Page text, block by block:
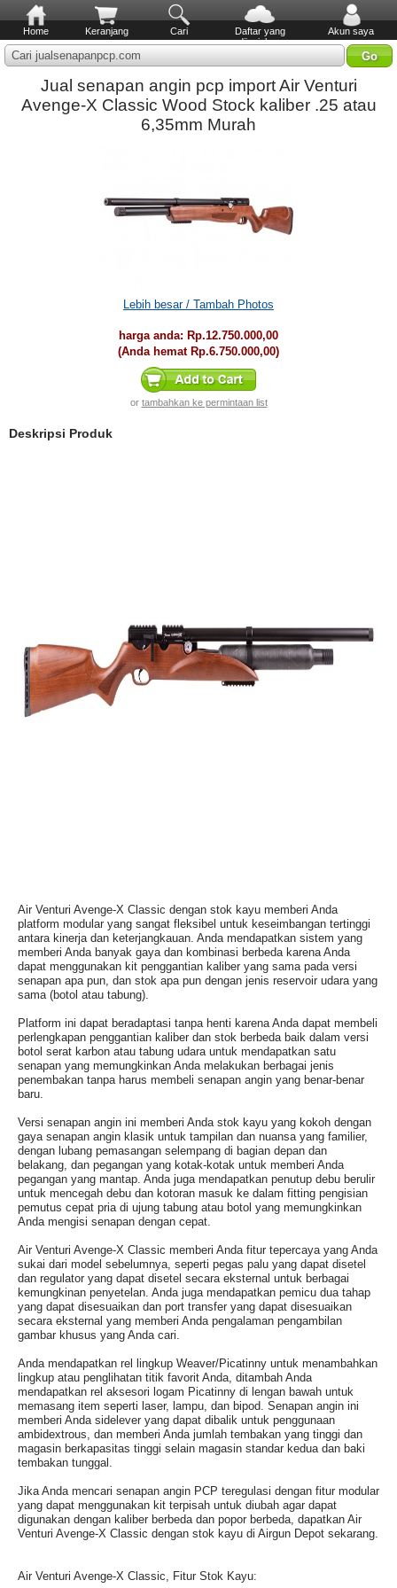
Home Keranjang Cari
Daftar yang
diinginkan
Akun saya
Cari jualsenapanpcp.com
Jual senapan angin pcp import Air Venturi
Avenge-X Classic Wood Stock kaliber .25 atau
6,35mm Murah
Lebih besar / Tambah Photos
harga anda: Rp.12.750.000,00
(Anda hemat Rp.6.750.000,00)
or tambahkan ke permintaan list
Deskripsi Produk
Air Venturi Avenge-X Classic dengan stok kayu memberi Anda
platform modular yang sangat fleksibel untuk keseimbangan tertinggi
antara kinerja dan keterjangkauan. Anda mendapatkan sistem yang
memberi Anda banyak gaya dan kombinasi berbeda karena Anda
dapat menggunakan kit penggantian kaliber yang sama pada versi
senapan apa pun, dan stok apa pun dengan jenis reservoir udara yang
sama (botol atau tabung).
Platform ini dapat beradaptasi tanpa henti karena Anda dapat membeli
perlengkapan penggantian kaliber dan stok berbeda baik dalam versi
botol serat karbon atau tabung udara untuk mendapatkan satu
senapan yang memungkinkan Anda melakukan berbagai jenis
penembakan tanpa harus membeli senapan angin yang benar-benar
baru.
Versi senapan angin ini memberi Anda stok kayu yang kokoh dengan
gaya senapan angin klasik untuk tampilan dan nuansa yang familier,
dengan lubang pemasangan selempang di bagian depan dan
belakang, dan pegangan yang kotak-kotak untuk memberi Anda
pegangan yang mantap. Anda juga mendapatkan penutup debu berulir
untuk mencegah debu dan kotoran masuk ke dalam fitting pengisian
pemutus cepat pria di ujung tabung atau botol yang memungkinkan
Anda mengisi senapan dengan cepat.
Air Venturi Avenge-X Classic memberi Anda fitur tepercaya yang Anda
sukai dari model sebelumnya, seperti pegas palu yang dapat disetel
dan regulator yang dapat disetel secara eksternal untuk berbagai
kemungkinan penyetelan. Anda juga mendapatkan pemicu dua tahap
yang dapat disesuaikan dan port transfer yang dapat disesuaikan
secara eksternal yang memberi Anda pengalaman pengambilan
gambar khusus yang Anda cari.
Anda mendapatkan rel lingkup Weaver/Picatinny untuk menambahkan
lingkup atau penglihatan titik favorit Anda, ditambah Anda
mendapatkan rel aksesori logam Picatinny di lengan bawah untuk
memasang item seperti laser, lampu, dan bipod. Senapan angin ini
memberi Anda sidelever yang dapat dibalik untuk penggunaan
ambidextrous, dan memberi Anda jumlah tembakan yang tinggi dan
magasin berkapasitas tinggi selain magasin standar kedua dan baki
tembakan tunggal.
Jika Anda mencari senapan angin PCP teregulasi dengan fitur modular
yang dapat menggunakan kit terpisah untuk diubah agar dapat
digunakan dengan kaliber berbeda dan popor berbeda, dapatkan Air
Venturi Avenge-X Classic dengan stok kayu di Airgun Depot sekarang.
Air Venturi Avenge-X Classic, Fitur Stok Kayu: